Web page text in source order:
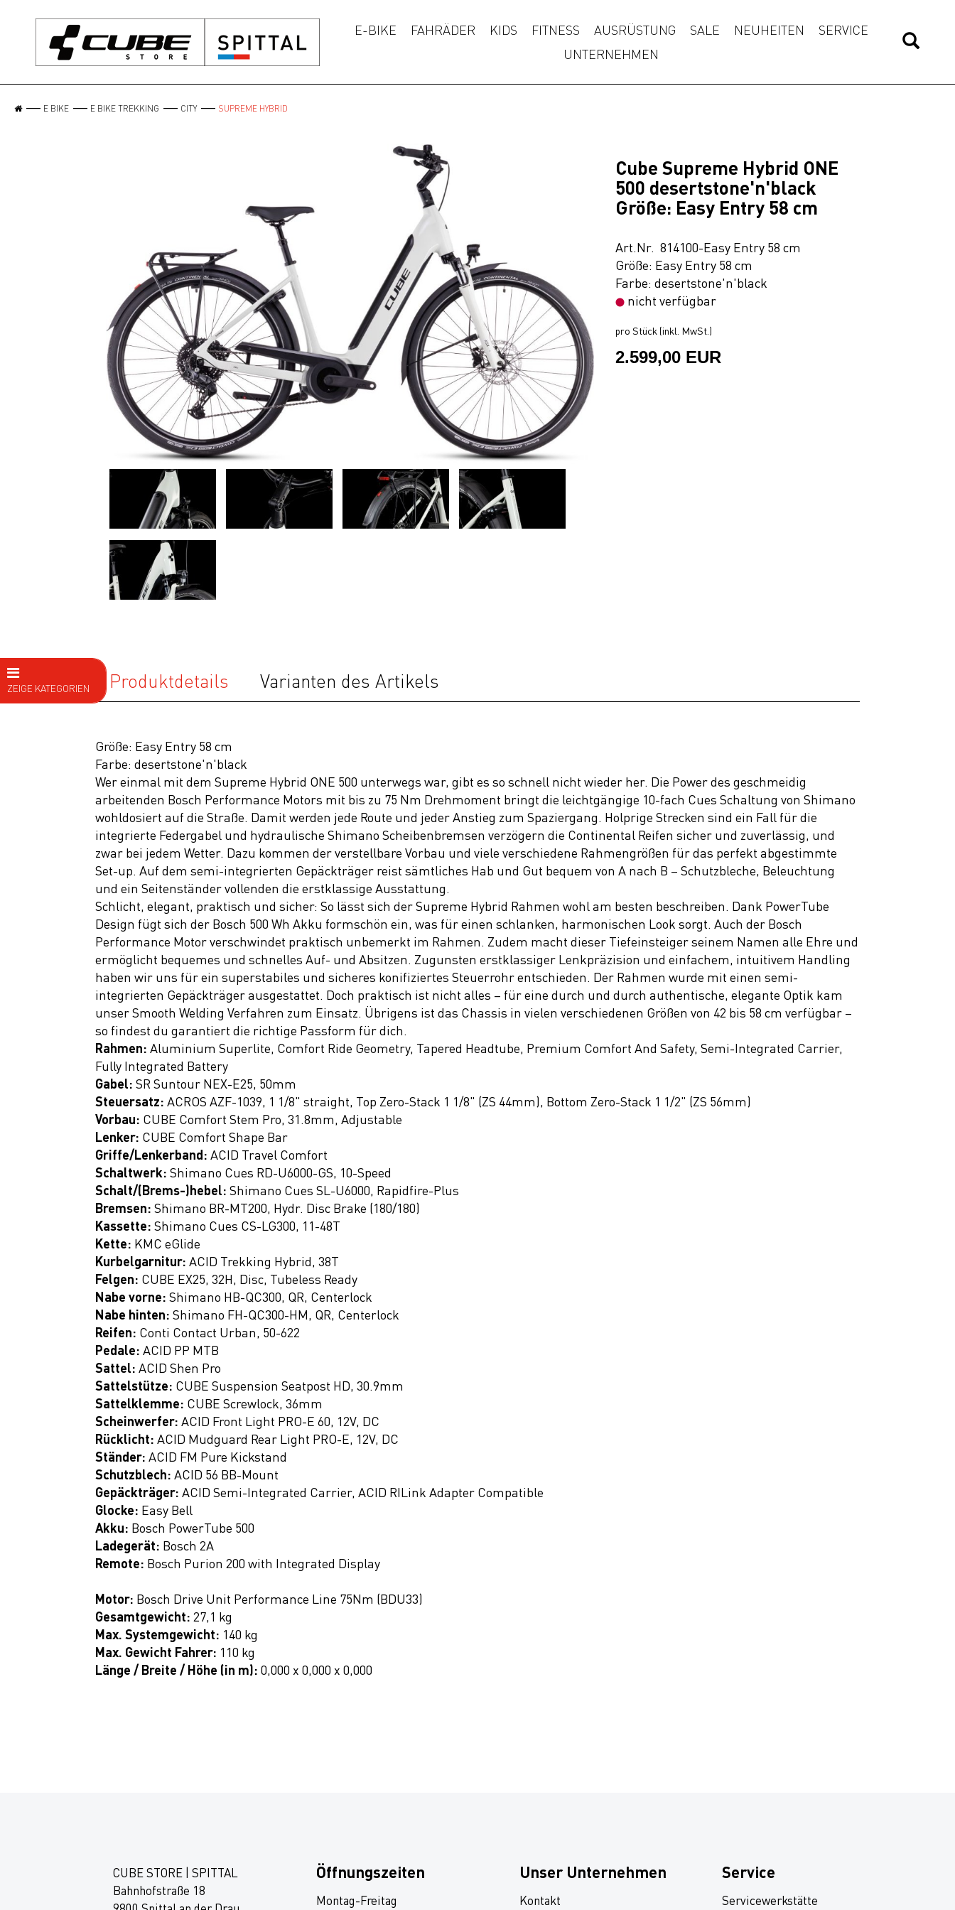
E-BIKE FAHRÄDER KIDS FITNESS AUSRÜSTUNG SALE NEUHEITEN
SERVICE
UNTERNEHMEN
E BIKE E BIKE TREKKING CITY SUPREME HYBRID
ZEIGE KATEGORIEN
Cube Supreme Hybrid ONE
500 desertstone'n'black
Größe: Easy Entry 58 cm
Art.Nr. 814100-Easy Entry 58 cm
Größe: Easy Entry 58 cm
Farbe: desertstone'n'black
nicht verfügbar
pro Stück (inkl. MwSt.)
2.599,00 EUR
Produktdetails Varianten des Artikels
Größe: Easy Entry 58 cm
Farbe: desertstone'n'black
Wer einmal mit dem Supreme Hybrid ONE 500 unterwegs war, gibt es so schnell nicht wieder her. Die Power des geschmeidig
arbeitenden Bosch Performance Motors mit bis zu 75 Nm Drehmoment bringt die leichtgängige 10-fach Cues Schaltung von Shimano
wohldosiert auf die Straße. Damit werden jede Route und jeder Anstieg zum Spaziergang. Holprige Strecken sind ein Fall für die
integrierte Federgabel und hydraulische Shimano Scheibenbremsen verzögern die Continental Reifen sicher und zuverlässig, und
zwar bei jedem Wetter. Dazu kommen der verstellbare Vorbau und viele verschiedene Rahmengrößen für das perfekt abgestimmte
Set-up. Auf dem semi-integrierten Gepäckträger reist sämtliches Hab und Gut bequem von A nach B – Schutzbleche, Beleuchtung
und ein Seitenständer vollenden die erstklassige Ausstattung.
Schlicht, elegant, praktisch und sicher: So lässt sich der Supreme Hybrid Rahmen wohl am besten beschreiben. Dank PowerTube
Design fügt sich der Bosch 500 Wh Akku formschön ein, was für einen schlanken, harmonischen Look sorgt. Auch der Bosch
Performance Motor verschwindet praktisch unbemerkt im Rahmen. Zudem macht dieser Tiefeinsteiger seinem Namen alle Ehre und
ermöglicht bequemes und schnelles Auf- und Absitzen. Zugunsten erstklassiger Lenkpräzision und einfachem, intuitivem Handling
haben wir uns für ein superstabiles und sicheres konifiziertes Steuerrohr entschieden. Der Rahmen wurde mit einen semi-
integrierten Gepäckträger ausgestattet. Doch praktisch ist nicht alles – für eine durch und durch authentische, elegante Optik kam
unser Smooth Welding Verfahren zum Einsatz. Übrigens ist das Chassis in vielen verschiedenen Größen von 42 bis 58 cm verfügbar –
so findest du garantiert die richtige Passform für dich.
Rahmen:Aluminium Superlite, Comfort Ride Geometry, Tapered Headtube, Premium Comfort And Safety, Semi-Integrated Carrier,
Fully Integrated Battery
Gabel:SR Suntour NEX-E25, 50mm
Steuersatz:ACROS AZF-1039, 1 1/8" straight, Top Zero-Stack 1 1/8" (ZS 44mm), Bottom Zero-Stack 1 1/2" (ZS 56mm)
Vorbau: CUBE Comfort Stem Pro, 31.8mm, Adjustable
Lenker: CUBE Comfort Shape Bar
Griffe/Lenkerband:ACID Travel Comfort
Schaltwerk:Shimano Cues RD-U6000-GS, 10-Speed
Schalt/(Brems-)hebel:Shimano Cues SL-U6000, Rapidfire-Plus
Bremsen:Shimano BR-MT200, Hydr. Disc Brake (180/180)
Kassette:Shimano Cues CS-LG300, 11-48T
Kette: KMC eGlide
Kurbelgarnitur:ACID Trekking Hybrid, 38T
Felgen: CUBE EX25, 32H, Disc, Tubeless Ready
Nabe vorne:Shimano HB-QC300, QR, Centerlock
Nabe hinten:Shimano FH-QC300-HM, QR, Centerlock
Reifen: Conti Contact Urban, 50-622
Pedale:ACID PP MTB
Sattel:ACID Shen Pro
Sattelstütze: CUBE Suspension Seatpost HD, 30.9mm
Sattelklemme: CUBE Screwlock, 36mm
Scheinwerfer:ACID Front Light PRO-E 60, 12V, DC
Rücklicht:ACID Mudguard Rear Light PRO-E, 12V, DC
Ständer:ACID FM Pure Kickstand
Schutzblech:ACID 56 BB-Mount
Gepäckträger:ACID Semi-Integrated Carrier, ACID RILink Adapter Compatible
Glocke: Easy Bell
Akku: Bosch PowerTube 500
Ladegerät: Bosch 2A
Remote: Bosch Purion 200 with Integrated Display
Motor: Bosch Drive Unit Performance Line 75Nm (BDU33)
Gesamtgewicht: 27,1 kg
Max. Systemgewicht: 140 kg
Max. Gewicht Fahrer: 110 kg
Länge / Breite / Höhe (in m):0,000 x 0,000 x 0,000
CUBE STORE | SPITTAL
Bahnhofstraße 18
Öffnungszeiten
Montag-Freitag
Unser Unternehmen
Kontakt
Service
Servicewerkstätte